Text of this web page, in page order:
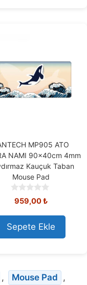
MP905 ATO
NAMI 90x40cm 4mm
Kauçuk Taban
Mouse Pad
0
u
t
o
959,00₺
Sepete Ekle
, Mouse Pad ,